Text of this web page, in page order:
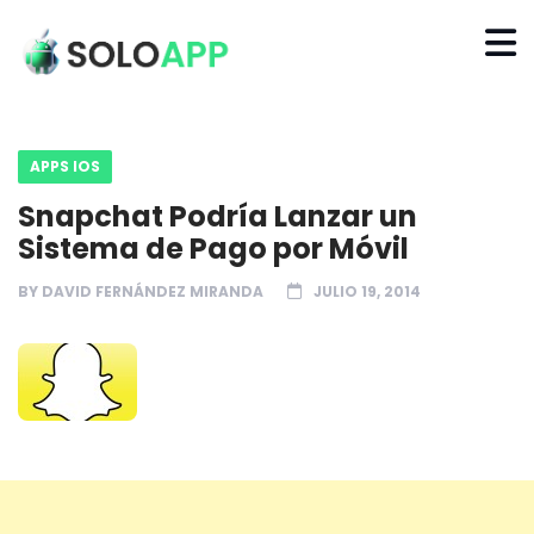
APPS IOS
Snapchat Podría Lanzar un
Sistema de Pago por Móvil
BY DAVID FERNÁNDEZ MIRANDA JULIO 19, 2014